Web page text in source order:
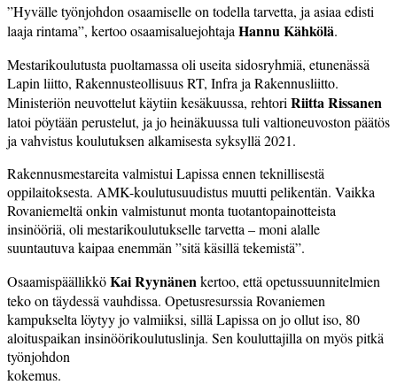
”Hyvälle työnjohdon osaamiselle on todella tarvetta, ja asiaa edisti
laaja rintama”, kertoo osaamisaluejohtaja Hannu Kähkölä.
Mestarikoulutusta puoltamassa oli useita sidosryhmiä, etunenässä
Lapin liitto, Rakennusteollisuus RT, Infra ja Rakennusliitto.
Ministeriön neuvottelut käytiin kesäkuussa, rehtori Riitta Rissanen
latoi pöytään perustelut, ja jo heinäkuussa tuli valtioneuvoston päätös
ja vahvistus koulutuksen alkamisesta syksyllä 2021.
Rakennusmestareita valmistui Lapissa ennen teknillisestä
oppilaitoksesta. AMK-koulutusuudistus muutti pelikentän. Vaikka
Rovaniemeltä onkin valmistunut monta tuotantopainotteista
insinööriä, oli mestarikoulutukselle tarvetta – moni alalle
suuntautuva kaipaa enemmän ”sitä käsillä tekemistä”.
OsaamispäällikköKai Ryynänen kertoo, että opetussuunnitelmien
teko on täydessä vauhdissa. Opetusresurssia Rovaniemen
kampukselta löytyy jo valmiiksi, sillä Lapissa on jo ollut iso, 80
aloituspaikan insinöörikoulutuslinja. Sen kouluttajilla on myös pitkä
työnjohdon
kokemus.